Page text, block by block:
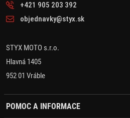
+421 905 203 392
objednavky@styx.sk
STYX MOTO s.r.o.
Hlavná 1405
952 01 Vráble
POMOC A INFORMACE